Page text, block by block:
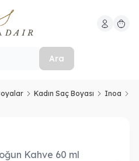
Ara
Hesabım
Kadın Saç Boyası Inoa
Kahve 60 ml